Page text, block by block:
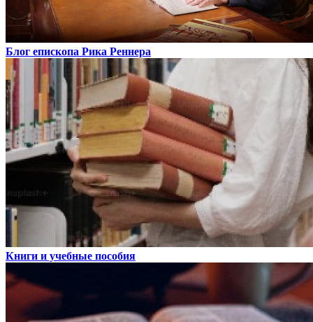
Блог епископа Рика Реннера
Книги и учебные пособия